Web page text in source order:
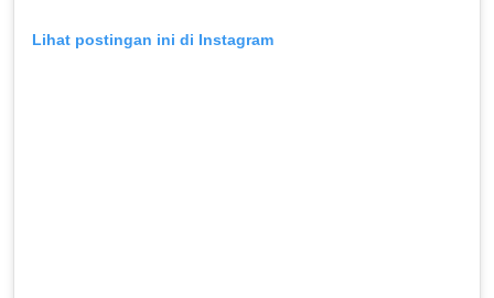
Lihat postingan ini di Instagram